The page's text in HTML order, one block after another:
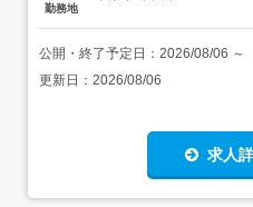
勤務地
公開・終了予定日： 2026/08/06 ～
更新日： 2026/08/06
求人